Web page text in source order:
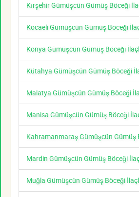
Kırşehir Gümüşcün Gümüş Böceği
Kocaeli Gümüşcün Gümüş Böceği
Konya Gümüşcün Gümüş Böceği
Kütahya Gümüşcün Gümüş Böceği
Malatya Gümüşcün Gümüş Böceği
Manisa Gümüşcün Gümüş Böceği
Kahramanmaraş Gümüşcün Gümüş
Mardin Gümüşcün Gümüş Böceği
Muğla Gümüşcün Gümüş Böceği